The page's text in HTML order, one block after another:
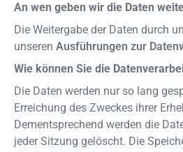
An wen geben wir die Daten
Die Weitergabe der Daten durch
unseren Ausführungen zur
Wie können Sie die
Die Daten werden nur so lang
Erreichung des Zweckes ihrer
Dementsprechend werden die
jeder Sitzung gelöscht. Die